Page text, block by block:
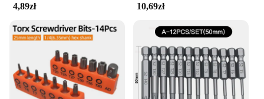
4,89zł 10,69zł